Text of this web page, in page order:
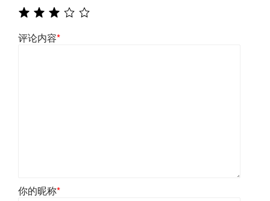
评论内容*
你的昵称*